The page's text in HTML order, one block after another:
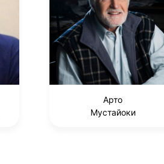
Арто
Мустайоки